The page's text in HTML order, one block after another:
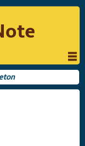
MUSIQUE
PODCAST